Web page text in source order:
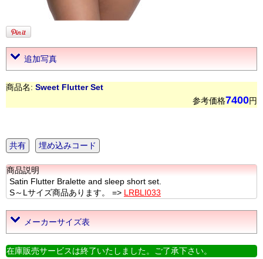
追加写真
商品名: Sweet Flutter Set
参考価格7400円
共有 埋め込みコード
商品説明
Satin Flutter Bralette and sleep short set.
S～Lサイズ商品あります。 => LRBLI033
メーカーサイズ表
在庫販売サービスは終了いたしました。ご了承下さい。